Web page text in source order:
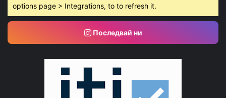
options page > Integrations, to to refresh it.
Последвай ни